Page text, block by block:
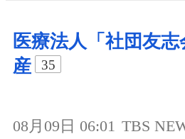
医療法人「社団友
産
35
08月09日 06:01 TBS